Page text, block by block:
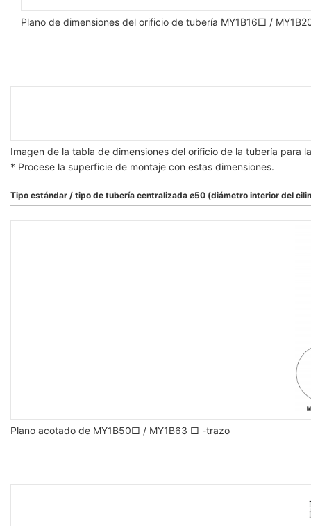
Plano de dimensiones del orificio de tubería MY1B16□ /
Imagen de la tabla de dimensiones del orificio de la tubería para
* Procese la superficie de montaje con estas dimensiones.
Tipo estándar / tipo de tubería centralizada ⌀50 (diámetro interior del
Plano acotado de MY1B50□ / MY1B63 □ -trazo